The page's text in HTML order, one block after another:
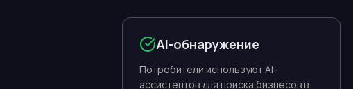
AI-обнаружение
Потребители используют AI-
ассистентов для поиска бизнесов в